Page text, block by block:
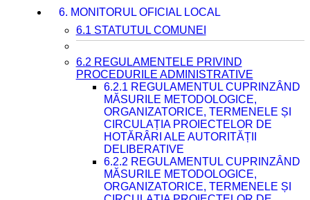
6. MONITORUL OFICIAL LOCAL
6.1 STATUTUL COMUNEI
6.2 REGULAMENTELE PRIVIND
PROCEDURILE ADMINISTRATIVE
6.2.1 REGULAMENTUL CUPRINZÂND
MĂSURILE METODOLOGICE,
ORGANIZATORICE, TERMENELE ȘI
CIRCULAȚIA PROIECTELOR DE
HOTĂRÂRI ALE AUTORITĂȚII
DELIBERATIVE
6.2.2 REGULAMENTUL CUPRINZÂND
MĂSURILE METODOLOGICE,
ORGANIZATORICE, TERMENELE ȘI